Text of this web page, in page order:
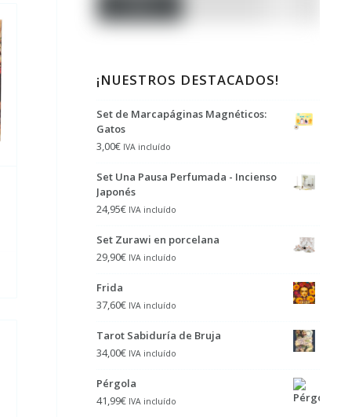
¡NUESTROS DESTACADOS!
Set de Marcapáginas Magnéticos:
Gatos
3,00€ IVA incluído
Set Una Pausa Perfumada - Incienso
Japonés
24,95€ IVA incluído
Set Zurawi en porcelana
29,90€ IVA incluído
Frida
37,60€ IVA incluído
Tarot Sabiduría de Bruja
34,00€ IVA incluído
Pérgola
41,99€ IVA incluído